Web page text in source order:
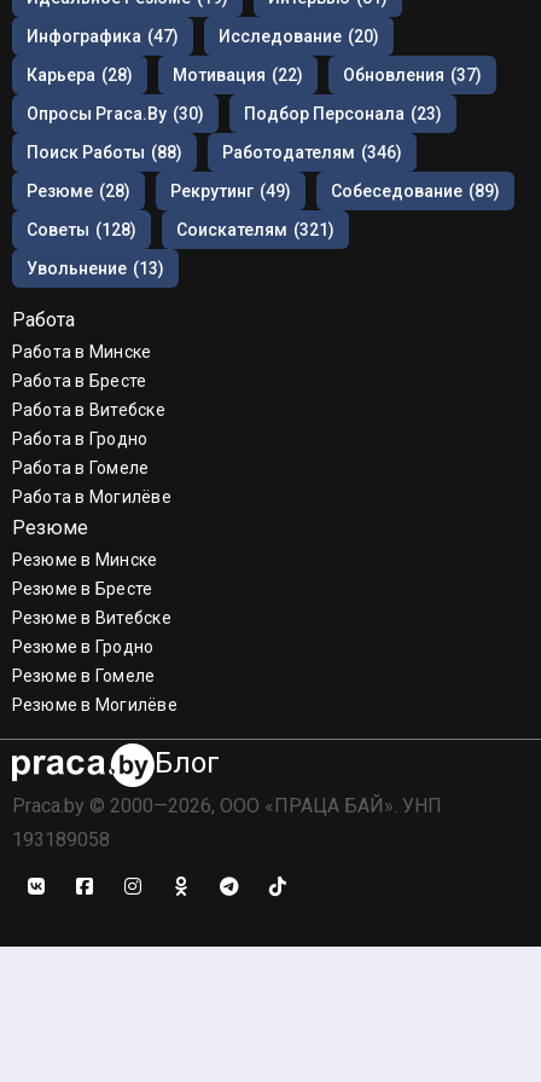
Инфографика (47) Исследование (20)
Карьера (28) Мотивация (22) Обновления (37)
Опросы Praca.by (30) Подбор Персонала (23)
Поиск Работы (88) Работодателям (346)
Резюме (28) Рекрутинг (49) Собеседование (89)
Советы (128) Соискателям (321)
Увольнение (13)
Работа
Работа в Минске
Работа в Бресте
Работа в Витебске
Работа в Гродно
Работа в Гомеле
Работа в Могилёве
Резюме
Резюме в Минске
Резюме в Бресте
Резюме в Витебске
Резюме в Гродно
Резюме в Гомеле
Резюме в Могилёве
Блог
Praca.by © 2000—2026, ООО «ПРАЦА БАЙ». УНП
193189058